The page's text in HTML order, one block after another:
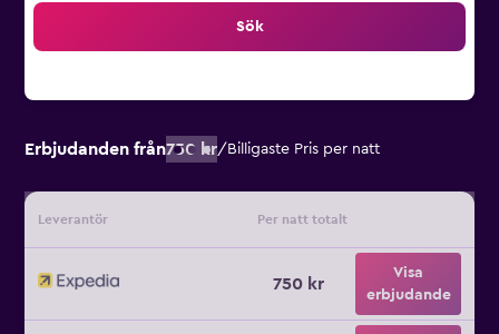
Sök
Erbjudanden från750 kr/ Billigaste Pris per natt
Leverantör Per natt totalt
750 kr
Visa
erbjudande